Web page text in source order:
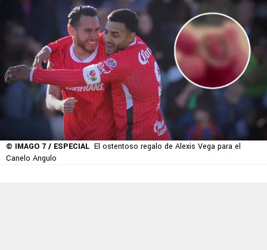
© IMAGO 7 / ESPECIAL El ostentoso regalo de Alexis Vega para el
Canelo Angulo